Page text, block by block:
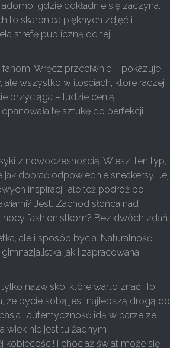
gdzie dokładnie się zaczyna.
to skarbnica pięknych zdjęć i
strefę publiczną od tej
Wręcz przeciwnie – pokazuje
ale wszystko w ilościach, które raczej
przyciąga – ludzie cenią
tę sztukę do perfekcji.
z nowoczesnością. Wiesz, ten typ,
dobrać odpowiednie sneakersy. Jej
inspiracji, ale też podróż po
Jest. Zachód słońca nad
nocy fashionistkom? Bez dwóch zdań.
ale i sposób bycia. Naturalność
jak i zapracowana
nazwisko, które warto znać. To
że bycie sobą jest najlepszą drogą do
i autentyczność idą w parze ze
wiek nie jest tu żadnym
I chociaż świat może się